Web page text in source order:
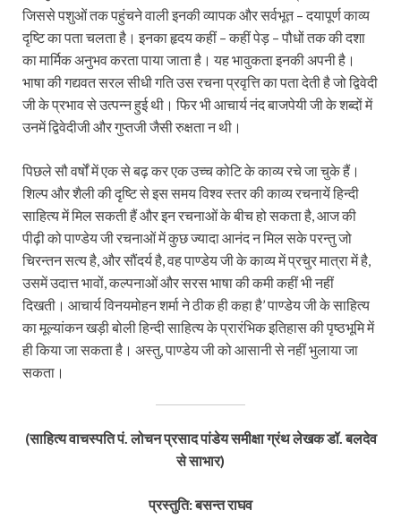
जिससे पशुओं तक पहुंचने वाली इनकी व्यापक और सर्वभूत – दयापूर्ण काव्य
दृष्टि का पता चलता है। इनका हृदय कहीं – कहीं पेड़ – पौधों तक की दशा
का मार्मिक अनुभव करता पाया जाता है। यह भावुकता इनकी अपनी है।
भाषा की गद्यवत सरल सीधी गति उस रचना प्रवृत्ति का पता देती है जो द्विवेदी
जी के प्रभाव से उत्पन्न हुई थी। फिर भी आचार्य नंद बाजपेयी जी के शब्दों में
उनमें द्विवेदीजी और गुप्तजी जैसी रुक्षता न थी।
पिछले सौ वर्षों में एक से बढ़ कर एक उच्च कोटि के काव्य रचे जा चुके हैं।
शिल्प और शैली की दृष्टि से इस समय विश्व स्तर की काव्य रचनायें हिन्दी
साहित्य में मिल सकती हैं और इन रचनाओं के बीच हो सकता है, आज की
पीढ़ी को पाण्डेय जी रचनाओं में कुछ ज्यादा आनंद न मिल सके परन्तु जो
चिरन्तन सत्य है, और सौंदर्य है, वह पाण्डेय जी के काव्य में प्रचुर मात्रा में है,
उसमें उदात्त भावों, कल्पनाओं और सरस भाषा की कमी कहीं भी नहीं
दिखती। आचार्य विनयमोहन शर्मा ने ठीक ही कहा है’ पाण्डेय जी के साहित्य
का मूल्यांकन खड़ी बोली हिन्दी साहित्य के प्रारंभिक इतिहास की पृष्ठभूमि में
ही किया जा सकता है। अस्तु, पाण्डेय जी को आसानी से नहीं भुलाया जा
सकता।
(साहित्य वाचस्पति पं. लोचन प्रसाद पांडेय समीक्षा ग्रंथ लेखक डॉ. बलदेव
से साभार)
प्रस्तुति: बसन्त राघव